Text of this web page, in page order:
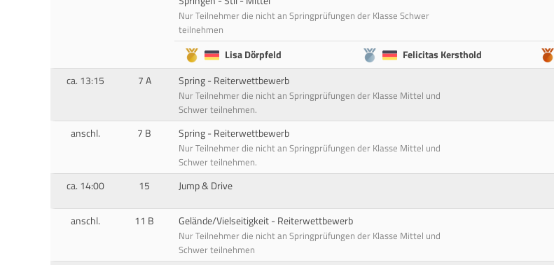
Nur Teilnehmer die nicht an Springprüfungen der Klasse Schwer
teilnehmen
Lisa Dörpfeld Felicitas Kersthold
ca. 13:15
7 A Spring - Reiterwettbewerb
Nur Teilnehmer die nicht an Springprüfungen der Klasse Mittel und
Schwer teilnehmen.
anschl. 7 B Spring - Reiterwettbewerb
Nur Teilnehmer die nicht an Springprüfungen der Klasse Mittel und
Schwer teilnehmen.
ca. 14:00 15 Jump & Drive
anschl. 11 B Gelände/Vielseitigkeit - Reiterwettbewerb
Nur Teilnehmer die nicht an Springprüfungen der Klasse Mittel und
Schwer teilnehmen